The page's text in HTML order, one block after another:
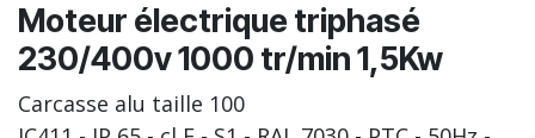
Moteur électrique triphasé
230/400v 1000 tr/min 1,5Kw
Carcasse alu taille 100